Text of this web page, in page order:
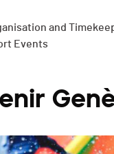
and
Events